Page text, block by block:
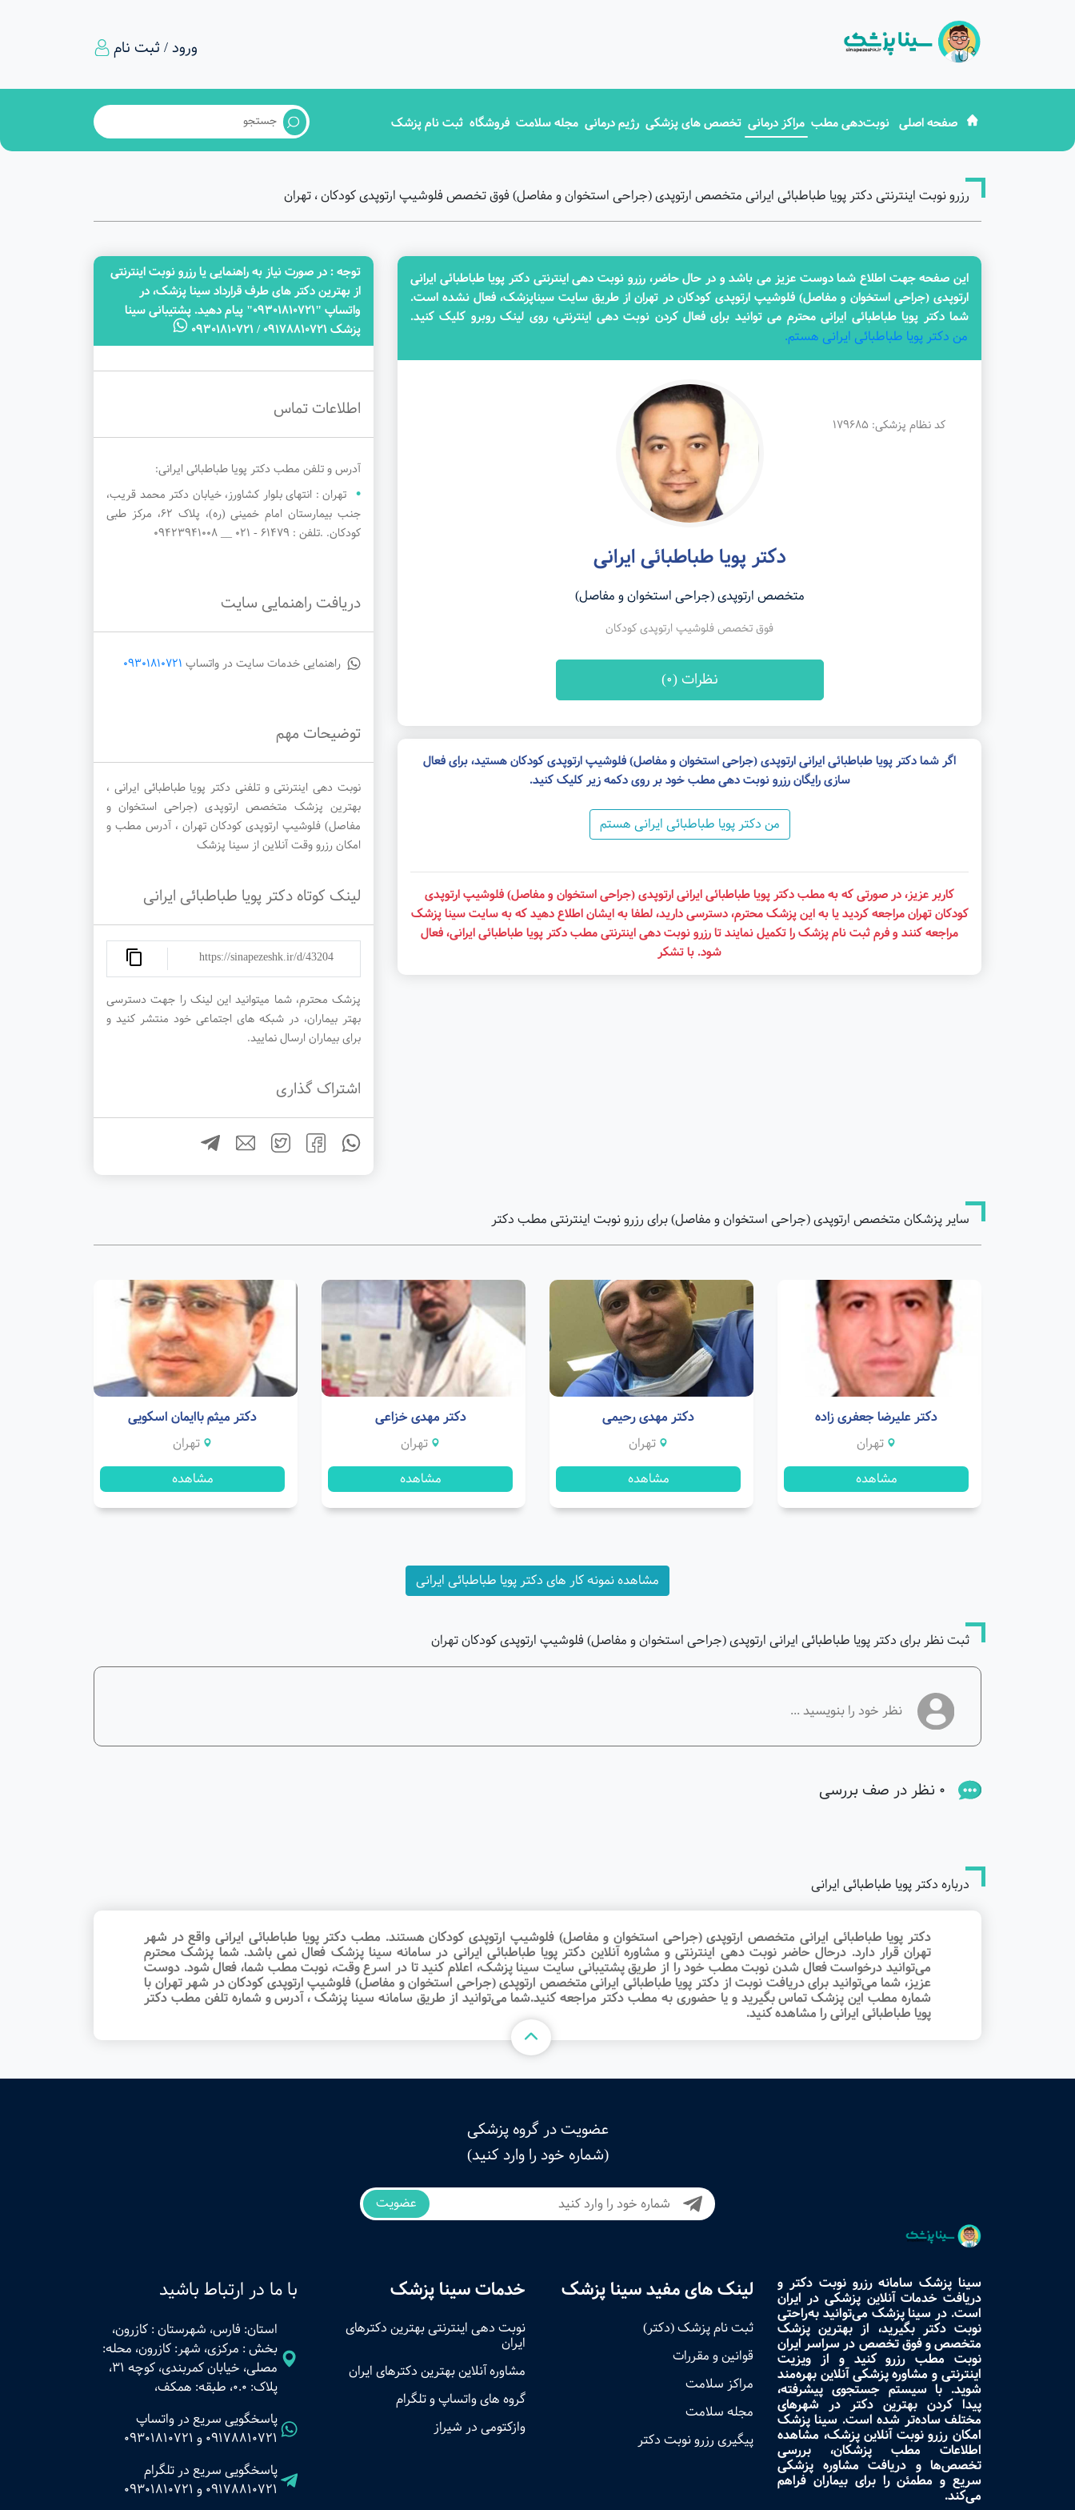
ورود / ثبت نام
صفحه اصلی نوبت‌دهی مطب مراکز درمانی تخصص های پزشکی رژیم درمانی مجله سلامت فروشگاه ثبت نام پزشک
رزرو نوبت اینترنتی دکتر پویا طباطبائی ایرانی متخصص ارتوپدی (جراحی استخوان و مفاصل) فوق تخصص فلوشیپ ارتوپدی کودکان ، تهران
این صفحه جهت اطلاع شما دوست عزیز می باشد و در حال حاضر، رزرو نوبت دهی اینترنتی دکتر پویا طباطبائی ایرانی
ارتوپدی (جراحی استخوان و مفاصل) فلوشیپ ارتوپدی کودکان در تهران از طریق سایت سیناپزشک، فعال نشده است.
شما دکتر پویا طباطبائی ایرانی محترم می توانید برای فعال کردن نوبت دهی اینترنتی، روی لینک روبرو کلیک کنید.
من دکتر پویا طباطبائی ایرانی هستم.
کد نظام پزشکی: 179685
دکتر پویا طباطبائی ایرانی
متخصص ارتوپدی (جراحی استخوان و مفاصل)
فوق تخصص فلوشیپ ارتوپدی کودکان
نظرات (0)
اگر شما دکتر پویا طباطبائی ایرانی ارتوپدی (جراحی استخوان و مفاصل) فلوشیپ ارتوپدی کودکان هستید، برای فعال
سازی رایگان رزرو نوبت دهی مطب خود بر روی دکمه زیر کلیک کنید.
من دکتر پویا طباطبائی ایرانی هستم
کاربر عزیز، در صورتی که به مطب دکتر پویا طباطبائی ایرانی ارتوپدی (جراحی استخوان و مفاصل) فلوشیپ ارتوپدی
کودکان تهران مراجعه کردید یا به این پزشک محترم، دسترسی دارید، لطفا به ایشان اطلاع دهید که به سایت سینا پزشک
مراجعه کنند و فرم ثبت نام پزشک را تکمیل نمایند تا رزرو نوبت دهی اینترنتی مطب دکتر پویا طباطبائی ایرانی، فعال
شود. با تشکر
توجه‌ : در صورت نیاز به راهنمایی یا رزرو نوبت اینترنتی
از بهترین دکتر های طرف قرارداد سینا پزشک، در
واتساپ "09301810721" پیام دهید. پشتیبانی سینا
پزشک 09178810721 / 09301810721
اطلاعات تماس
آدرس و تلفن مطب دکتر پویا طباطبائی ایرانی:
تهران : انتهای بلوار کشاورز، خیابان دکتر محمد قریب،
جنب بیمارستان امام خمینی (ره)، پلاک ۶۲، مرکز طبی
کودکان. .تلفن : 61479 - ۰۲۱ __ 09423941008
دریافت راهنمایی سایت
راهنمایی خدمات سایت در واتساپ 09301810721
توضیحات مهم
نوبت دهی اینترنتی و تلفنی دکتر پویا طباطبائی ایرانی ،
بهترین پزشک متخصص ارتوپدی (جراحی استخوان و
مفاصل) فلوشیپ ارتوپدی کودکان تهران ، آدرس مطب و
امکان رزرو وقت آنلاین از سینا پزشک
لینک کوتاه دکتر پویا طباطبائی ایرانی
https://sinapezeshk.ir/d/43204
پزشک محترم، شما میتوانید این لینک را جهت دسترسی
بهتر بیماران، در شبکه های اجتماعی خود منتشر کنید و
برای بیماران ارسال نمایید.
اشتراک گذاری
سایر پزشکان متخصص ارتوپدی (جراحی استخوان و مفاصل) برای رزرو نوبت اینترنتی مطب دکتر
دکتر علیرضا جعفری زاده
تهران
مشاهده
دکتر مهدی رحیمی
تهران
مشاهده
دکتر مهدی خزاعی
تهران
مشاهده
دکتر میثم باایمان اسکویی
تهران
مشاهده
مشاهده نمونه کار های دکتر پویا طباطبائی ایرانی
ثبت نظر برای دکتر پویا طباطبائی ایرانی ارتوپدی (جراحی استخوان و مفاصل) فلوشیپ ارتوپدی کودکان تهران
0 نظر در صف بررسی
درباره دکتر پویا طباطبائی ایرانی
دکتر پویا طباطبائی ایرانی متخصص ارتوپدی (جراحی استخوان و مفاصل) فلوشیپ ارتوپدی کودکان هستند. مطب دکتر پویا طباطبائی ایرانی واقع در شهر
تهران قرار دارد. درحال حاضر نوبت‌ دهی اینترنتی و مشاوره آنلاین دکتر پویا طباطبائی ایرانی در سامانه سینا پزشک فعال نمی باشد. شما پزشک محترم
می‌توانید درخواست فعال شدن نوبت مطب خود را از طریق پشتیبانی سایت سینا پزشک، اعلام کنید تا در اسرع وقت‌، نوبت مطب شما، فعال شود. دوست
عزیز، شما می‌توانید برای دریافت نوبت از دکتر پویا طباطبائی ایرانی متخصص ارتوپدی (جراحی استخوان و مفاصل) فلوشیپ ارتوپدی کودکان در شهر تهران با
شماره مطب این پزشک تماس بگیرید و یا حضوری به مطب دکتر مراجعه کنید.شما می‌توانید از طریق سامانه سینا پزشک ، آدرس و شماره تلفن مطب دکتر
پویا طباطبائی ایرانی را مشاهده کنید.
عضویت در گروه پزشکی
(شماره خود را وارد کنید)
عضویت
سینا پزشک سامانه رزرو نوبت دکتر و
دریافت خدمات آنلاین پزشکی در ایران
است. در سینا پزشک می‌توانید به‌راحتی
نوبت دکتر بگیرید، از بهترین پزشک
متخصص و فوق تخصص در سراسر ایران
نوبت مطب رزرو کنید و از ویزیت
اینترنتی و مشاوره پزشکی آنلاین بهره‌مند
شوید. با سیستم جستجوی پیشرفته،
پیدا کردن بهترین دکتر در شهرهای
مختلف ساده‌تر شده است. سینا پزشک
امکان رزرو نوبت آنلاین پزشک، مشاهده
اطلاعات مطب پزشکان، بررسی
تخصص‌ها و دریافت مشاوره پزشکی
سریع و مطمئن را برای بیماران فراهم
می‌کند.
لینک های مفید سینا پزشک
ثبت نام پزشک (دکتر)
قوانین و مقررات
مراکز سلامت
مجله سلامت
پیگیری رزرو نوبت دکتر
خدمات سینا پزشک
نوبت‌ دهی اینترنتی بهترین دکترهای
ایران
مشاوره آنلاین بهترین دکترهای ایران
گروه های واتساپ و تلگرام
وازکتومی در شیراز
با ما در ارتباط باشید
استان: فارس، شهرستان : کازرون،
بخش : مرکزی، شهر: کازرون، محله:
مصلی، خیابان کمربندی، کوچه 31،
پلاک: 0.0، طبقه: همکف،
پاسخگویی سریع در واتساپ
09178810721 و 09301810721
پاسخگویی سریع در تلگرام
09178810721 و 09301810721